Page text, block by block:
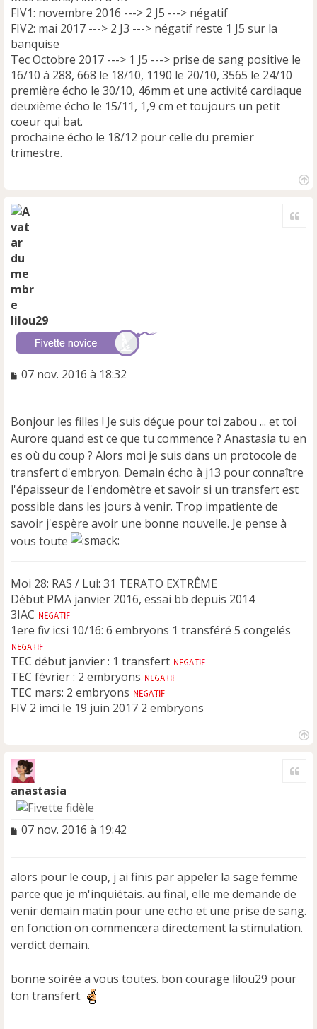
FIV1: novembre 2016 ---> 2 J5 ---> négatif
FIV2: mai 2017 ---> 2 J3 ---> négatif reste 1 J5 sur la
banquise
Tec Octobre 2017 ---> 1 J5 ---> prise de sang positive le
16/10 à 288, 668 le 18/10, 1190 le 20/10, 3565 le 24/10
première écho le 30/10, 46mm et une activité cardiaque
deuxième écho le 15/11, 1,9 cm et toujours un petit
coeur qui bat.
prochaine écho le 18/12 pour celle du premier
trimestre.
lilou29
M
a
g
e
n
o
n
l
u
07 nov. 2016 à 18:32
Bonjour les filles ! Je suis déçue pour toi zabou ... et toi
Aurore quand est ce que tu commence ? Anastasia tu en
es où du coup ? Alors moi je suis dans un protocole de
transfert d'embryon. Demain écho à j13 pour connaître
l'épaisseur de l'endomètre et savoir si un transfert est
possible dans les jours à venir. Trop impatiente de
savoir j'espère avoir une bonne nouvelle. Je pense à
vous toute
Moi 28: RAS / Lui: 31 TERATO EXTRÊME
Début PMA janvier 2016, essai bb depuis 2014
3IAC
1ere fiv icsi 10/16: 6 embryons 1 transféré 5 congelés
TEC début janvier : 1 transfert
TEC février : 2 embryons
TEC mars: 2 embryons
FIV 2 imci le 19 juin 2017 2 embryons
anastasia
M
s
a
g
e
n
o
n
u
07 nov. 2016 à 19:42
alors pour le coup, j ai finis par appeler la sage femme
parce que je m'inquiétais. au final, elle me demande de
venir demain matin pour une echo et une prise de sang.
en fonction on commencera directement la stimulation.
verdict demain.
bonne soirée a vous toutes. bon courage lilou29 pour
ton transfert.